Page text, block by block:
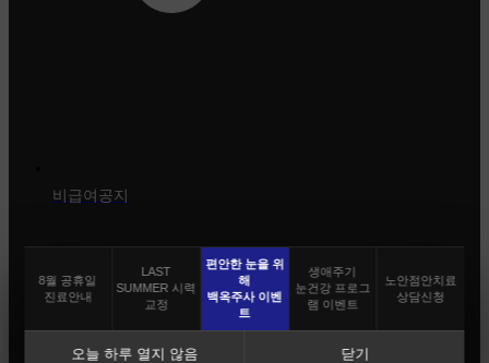
비급여공지
8월 공휴일
진료안내
LAST
SUMMER 시력
교정
편안한 눈을 위
해
백옥주사 이벤
트
생애주기
눈건강 프로그
램 이벤트
노안점안치료
상담신청
오늘 하루 열지 않음 닫기